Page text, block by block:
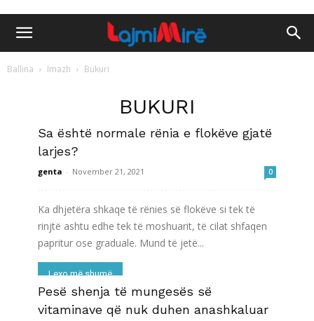
Ballina Imazh Bukuri
BUKURI
Sa është normale rënia e flokëve gjatë
larjes?
genta - November 21, 2021 0
Ka dhjetëra shkaqe të rënies së flokëve si tek të
rinjtë ashtu edhe tek të moshuarit, të cilat shfaqen
papritur ose graduale. Mund të jetë...
Lexo më shumë
Pesë shenja të mungesës së
vitaminave që nuk duhen anashkaluar